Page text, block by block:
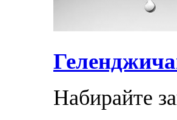
Набирайте